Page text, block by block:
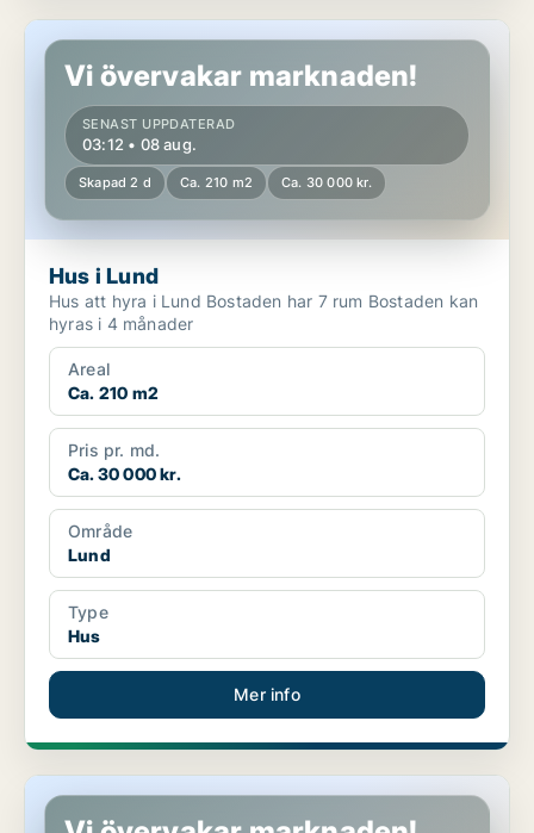
Hus i Lund
Vi övervakar marknaden!
SENAST UPPDATERAD
03:12 • 08 aug.
Skapad 2 d Ca. 210 m2 Ca. 30 000 kr.
Hus i Lund
Hus att hyra i Lund Bostaden har 7 rum Bostaden kan
hyras i 4 månader
Areal
Ca. 210 m2
Pris pr. md.
Ca. 30 000 kr.
Område
Lund
Type
Hus
Mer info
Hus i Lund